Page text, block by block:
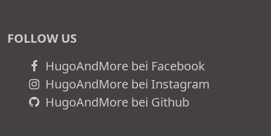
FOLLOW US
HugoAndMore bei Facebook
HugoAndMore bei Instagram
HugoAndMore bei Github